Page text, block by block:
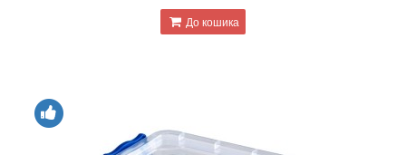
До кошика